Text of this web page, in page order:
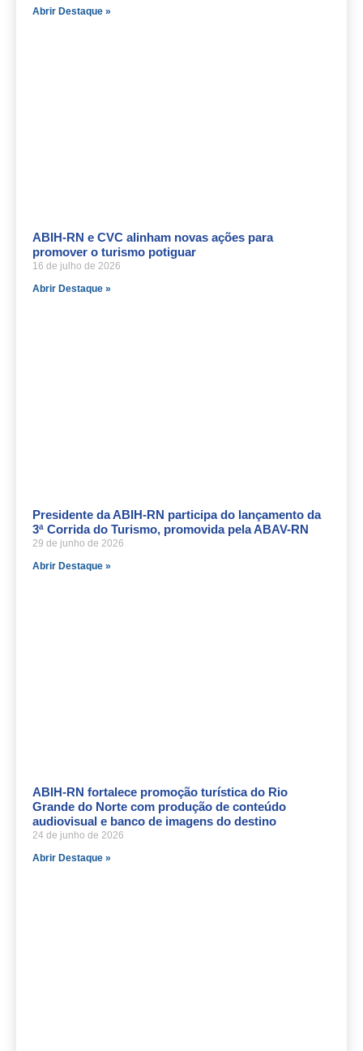
Abrir Destaque »
ABIH-RN e CVC alinham novas ações para
promover o turismo potiguar
16 de julho de 2026
Abrir Destaque »
Presidente da ABIH-RN participa do lançamento da
3ª Corrida do Turismo, promovida pela ABAV-RN
29 de junho de 2026
Abrir Destaque »
ABIH-RN fortalece promoção turística do Rio
Grande do Norte com produção de conteúdo
audiovisual e banco de imagens do destino
24 de junho de 2026
Abrir Destaque »